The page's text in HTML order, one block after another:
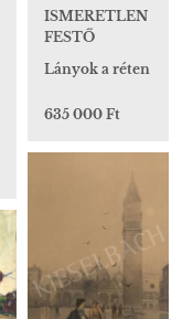
ISMERETLEN
FESTŐ
Lányok a réten
635 000 Ft